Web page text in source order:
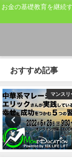
お金の基礎教育を継続
おすすめ記事
マンスリ